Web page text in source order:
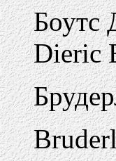
Боутс
Dieric